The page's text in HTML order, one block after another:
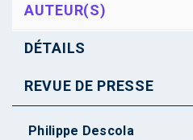
AUTEUR(S)
DÉTAILS
REVUE DE PRESSE
Philippe Descola